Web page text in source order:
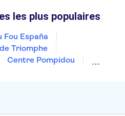
Montpellier
les plus populaires
Fou España
Triomphe
Centre Pompidou